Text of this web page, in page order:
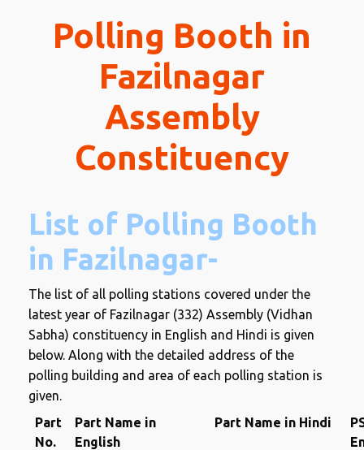
Polling Booth in
Fazilnagar
Assembly
Constituency
List of Polling Booth
in Fazilnagar-
The list of all polling stations covered under the
latest year of Fazilnagar (332) Assembly (Vidhan
Sabha) constituency in English and Hindi is given
below. Along with the detailed address of the
polling building and area of ​​each polling station is
given.
Part
No.
Part Name in
English
Part Name in Hindi